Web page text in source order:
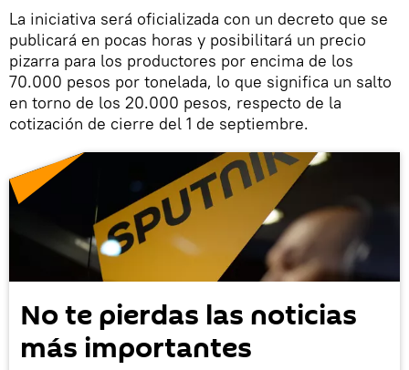
La iniciativa será oficializada con un decreto que se
publicará en pocas horas y posibilitará un precio
pizarra para los productores por encima de los
70.000 pesos por tonelada, lo que significa un salto
en torno de los 20.000 pesos, respecto de la
cotización de cierre del 1 de septiembre.
No te pierdas las noticias
más importantes